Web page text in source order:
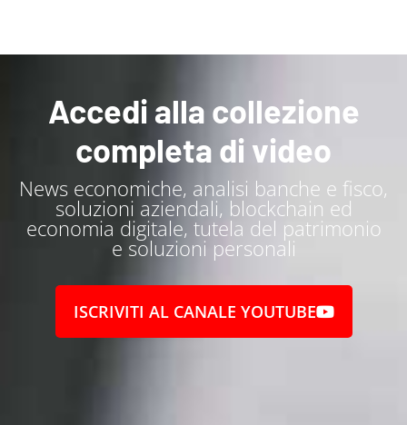
Accedi alla collezione
completa di video
News economiche, analisi banche e fisco,
soluzioni aziendali, blockchain ed
economia digitale, tutela del patrimonio
e soluzioni personali
ISCRIVITI AL CANALE YOUTUBE